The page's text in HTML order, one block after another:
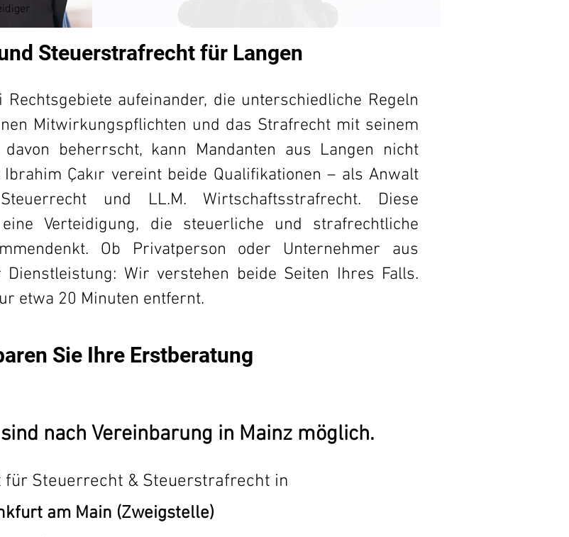
Steuerstrafrecht für Langen
aufeinander, die unterschiedliche Regeln
Mitwirkungspflichten und das Strafrecht mit seinem
beherrscht, kann Mandanten aus Langen nicht
Çakır vereint beide Qualifikationen – als Anwalt
und LL.M. Wirtschaftsstrafrecht. Diese
Verteidigung, die steuerliche und strafrechtliche
Ob Privatperson oder Unternehmer aus
Dienstleistung: Wir verstehen beide Seiten Ihres Falls.
etwa 20 Minuten entfernt.
Sie Ihre Erstberatung
nach Vereinbarung in Mainz möglich.
für Steuerrecht & Steuerstrafrecht in
am Main (Zweigstelle)